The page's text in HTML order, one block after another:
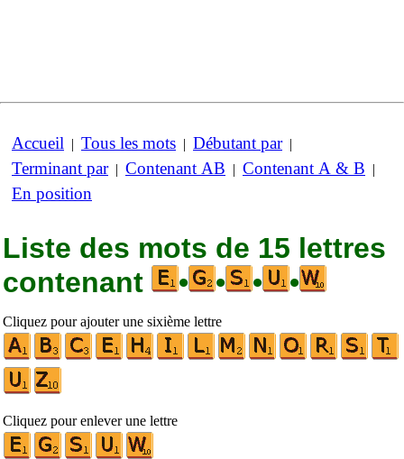
Accueil | Tous les mots | Débutant par|
Terminant par| Contenant AB | Contenant A & B |
En position
Liste des mots de 15 lettres
contenant
• • • •
Cliquez pour ajouter une sixième lettre
Cliquez pour enlever une lettre